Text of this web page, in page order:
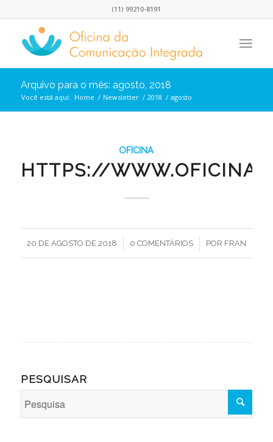
(11) 99210-8191
Arquivo para o mês: agosto, 2018
Você está aqui: Home / Newsletter / 2018 / agosto
OFICINA
HTTPS://
20 DE AGOSTO DE 2018
/ 0 COMENTÁRIOS
/ POR FRAN
PESQUISAR